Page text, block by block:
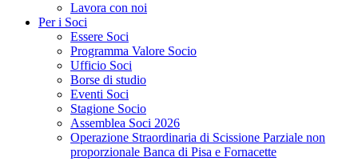
Lavora con noi
Per i Soci
Essere Soci
Programma Valore Socio
Ufficio Soci
Borse di studio
Eventi Soci
Stagione Socio
Assemblea Soci 2026
Operazione Straordinaria di Scissione Parziale non
proporzionale Banca di Pisa e Fornacette